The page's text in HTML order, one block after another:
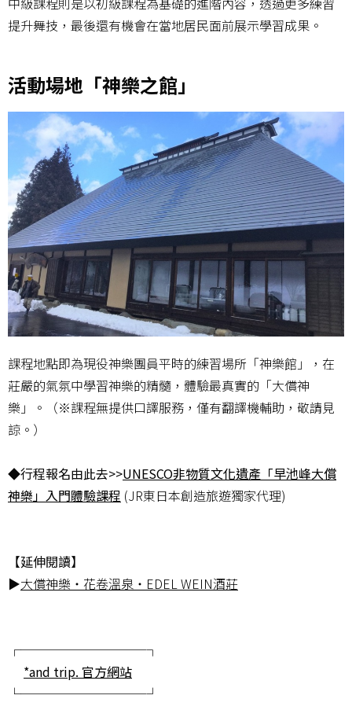
提升舞技，最後還有機會在當地居民面前展示學習成果。
活動場地「神樂之館」
課程地點即為現役神樂團員平時的練習場所「神樂館」，在
莊嚴的氣氛中學習神樂的精髓，體驗最真實的「大償神
樂」。（※課程無提供口譯服務，僅有翻譯機輔助，敬請見
諒。）
◆行程報名由此去>>UNESCO非物質文化遺產「早池峰大償
神樂」入門體驗課程 (JR東日本創造旅遊獨家代理)
【延伸閱讀】
▶大償神樂・花卷溫泉・EDEL WEIN酒莊
┌──────────┐
*and trip. 官方網站
└──────────┘